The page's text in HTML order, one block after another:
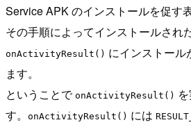
Service APK のインストールを促す
その手順によってインストールされ
onActivityResult() にインストール
ます。
ということで onActivityResult()
す。
onActivityResult() には